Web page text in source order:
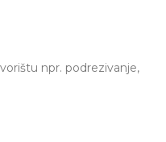
npr. podrezivanje,